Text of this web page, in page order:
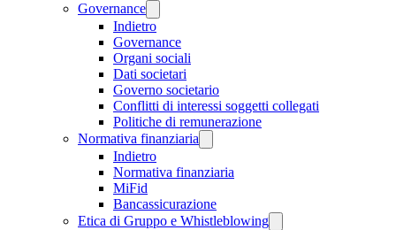
Governance
Indietro
Governance
Organi sociali
Dati societari
Governo societario
Conflitti di interessi soggetti collegati
Politiche di remunerazione
Normativa finanziaria
Indietro
Normativa finanziaria
MiFid
Bancassicurazione
Etica di Gruppo e Whistleblowing